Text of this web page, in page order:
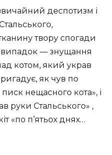
деспотизм і
твору спогади
випадок — знущання
котом, який украв
як чув по
писк нещасного кота», і
руки Стальського» ,
«по п’ятьох днях…